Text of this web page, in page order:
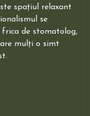
spațiul relaxant
se
frica de stomatolog,
mulți o simt